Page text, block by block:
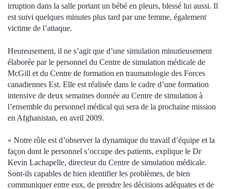
irruption dans la salle portant un bébé en pleurs, blessé lui aussi. Il
est suivi quelques minutes plus tard par une femme, également
victime de l’attaque.
Heureusement, il ne s’agit que d’une simulation minutieusement
élaborée par le personnel du Centre de simulation médicale de
McGill et du Centre de formation en traumatologie des Forces
canadiennes Est. Elle est réalisée dans le cadre d’une formation
intensive de deux semaines donnée au Centre de simulation à
l’ensemble du personnel médical qui sera de la prochaine mission
en Afghanistan, en avril 2009.
« Notre rôle est d’observer la dynamique du travail d’équipe et la
façon dont le personnel s’occupe des patients, explique le Dr
Kevin Lachapelle, directeur du Centre de simulation médicale.
Sont-ils capables de bien identifier les problèmes, de bien
communiquer entre eux, de prendre les décisions adéquates et de